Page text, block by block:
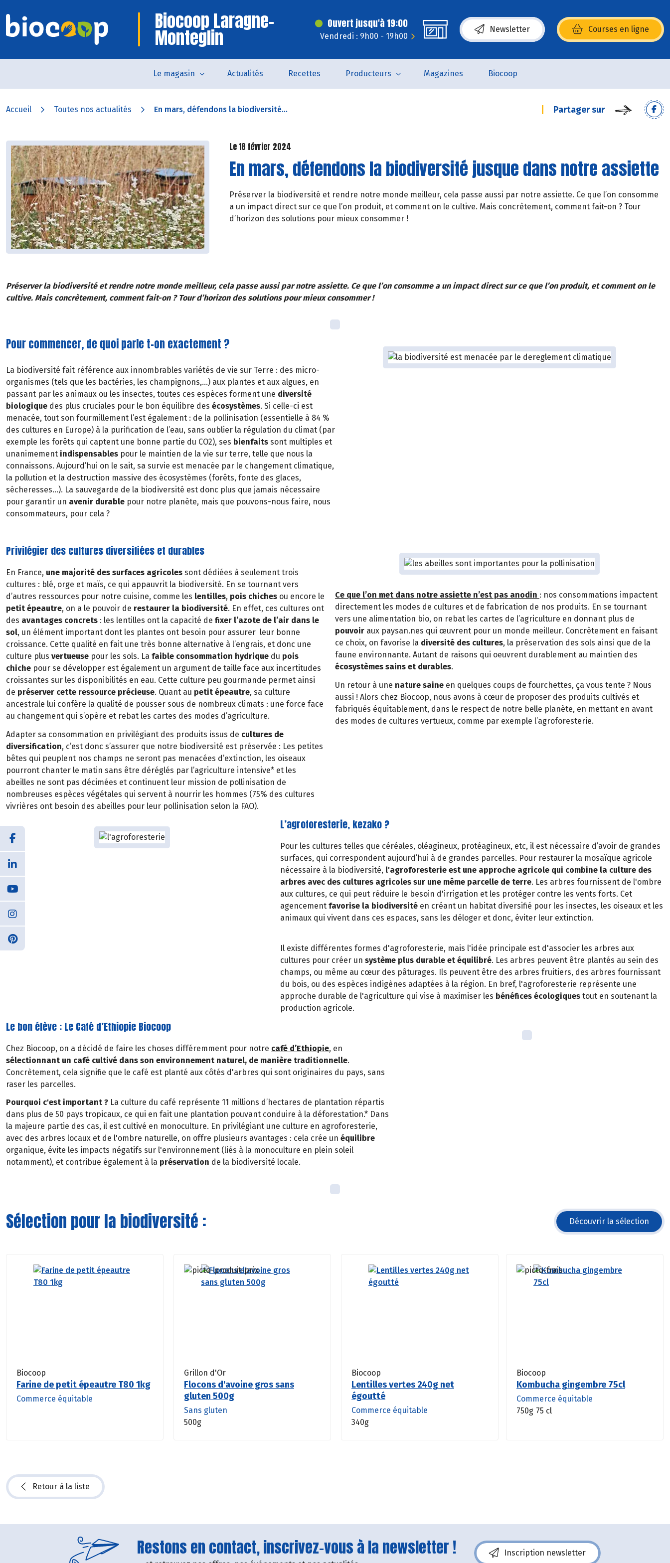
Biocoop Laragne-
Monteglin
Ouvert jusqu'à 19:00
Vendredi : 9h00 - 19h00
Newsletter Courses en ligne
(s’ouvre dans une nouvelle fenêtre)
Le magasin Actualités Recettes Producteurs Magazines Biocoop
Accueil Toutes nos actualités En mars, défendons la biodiversité... Partager sur
Le 18 février 2024
En mars, défendons la biodiversité jusque dans notre assiette
Préserver la biodiversité et rendre notre monde meilleur, cela passe aussi par notre assiette. Ce que l’on consomme
a un impact direct sur ce que l’on produit, et comment on le cultive. Mais concrètement, comment fait-on ? Tour
d’horizon des solutions pour mieux consommer !
Préserver la biodiversité et rendre notre monde meilleur, cela passe aussi par notre assiette. Ce que l’on consomme a un impact direct sur ce que l’on produit, et comment on le
cultive. Mais concrètement, comment fait-on ? Tour d’horizon des solutions pour mieux consommer !
Pour commencer, de quoi parle t-on exactement ?
La biodiversité fait référence aux innombrables variétés de vie sur Terre : des micro-
organismes (tels que les bactéries, les champignons,...) aux plantes et aux algues, en
passant par les animaux ou les insectes, toutes ces espèces forment une diversité
biologique des plus cruciales pour le bon équilibre des écosystèmes. Si celle-ci est
menacée, tout son fourmillement l’est également : de la pollinisation (essentielle à 84 %
des cultures en Europe) à la purification de l’eau, sans oublier la régulation du climat (par
exemple les forêts qui captent une bonne partie du CO2), ses bienfaits sont multiples et
unanimement indispensables pour le maintien de la vie sur terre, telle que nous la
connaissons. Aujourd’hui on le sait, sa survie est menacée par le changement climatique,
la pollution et la destruction massive des écosystèmes (forêts, fonte des glaces,
sécheresses…). La sauvegarde de la biodiversité est donc plus que jamais nécessaire
pour garantir un avenir durable pour notre planète, mais que pouvons-nous faire, nous
consommateurs, pour cela ?
Privilégier des cultures diversifiées et durables
En France, une majorité des surfaces agricoles sont dédiées à seulement trois
cultures : blé, orge et maïs, ce qui appauvrit la biodiversité. En se tournant vers
d’autres ressources pour notre cuisine, comme les lentilles, pois chiches ou encore le
petit épeautre, on a le pouvoir de restaurer la biodiversité. En effet, ces cultures ont
des avantages concrets : les lentilles ont la capacité de fixer l’azote de l’air dans le
sol, un élément important dont les plantes ont besoin pour assurer leur bonne
croissance. Cette qualité en fait une très bonne alternative à l’engrais, et donc une
culture plus vertueuse pour les sols. La faible consommation hydrique du pois
chiche pour se développer est également un argument de taille face aux incertitudes
croissantes sur les disponibilités en eau. Cette culture peu gourmande permet ainsi
de préserver cette ressource précieuse. Quant au petit épeautre, sa culture
ancestrale lui confère la qualité de pousser sous de nombreux climats : une force face
au changement qui s’opère et rebat les cartes des modes d’agriculture.
Adapter sa consommation en privilégiant des produits issus de cultures de
diversification, c’est donc s’assurer que notre biodiversité est préservée : Les petites
bêtes qui peuplent nos champs ne seront pas menacées d’extinction, les oiseaux
pourront chanter le matin sans être déréglés par l’agriculture intensive* et les
abeilles ne sont pas décimées et continuent leur mission de pollinisation de
nombreuses espèces végétales qui servent à nourrir les hommes (75% des cultures
vivrières ont besoin des abeilles pour leur pollinisation selon la FAO).
Ce que l’on met dans notre assiette n’est pas anodin : nos consommations impactent
directement les modes de cultures et de fabrication de nos produits. En se tournant
vers une alimentation bio, on rebat les cartes de l’agriculture en donnant plus de
pouvoir aux paysan.nes qui œuvrent pour un monde meilleur. Concrètement en faisant
ce choix, on favorise la diversité des cultures, la préservation des sols ainsi que de la
faune environnante. Autant de raisons qui oeuvrent durablement au maintien des
écosystèmes sains et durables.
Un retour à une nature saine en quelques coups de fourchettes, ça vous tente ? Nous
aussi ! Alors chez Biocoop, nous avons à cœur de proposer des produits cultivés et
fabriqués équitablement, dans le respect de notre belle planète, en mettant en avant
des modes de cultures vertueux, comme par exemple l’agroforesterie.
L’agroforesterie, kezako ?
Pour les cultures telles que céréales, oléagineux, protéagineux, etc, il est nécessaire d’avoir de grandes
surfaces, qui correspondent aujourd’hui à de grandes parcelles. Pour restaurer la mosaïque agricole
nécessaire à la biodiversité, l'agroforesterie est une approche agricole qui combine la culture des
arbres avec des cultures agricoles sur une même parcelle de terre. Les arbres fournissent de l'ombre
aux cultures, ce qui peut réduire le besoin d'irrigation et les protéger contre les vents forts. Cet
agencement favorise la biodiversité en créant un habitat diversifié pour les insectes, les oiseaux et les
animaux qui vivent dans ces espaces, sans les déloger et donc, éviter leur extinction.
Il existe différentes formes d'agroforesterie, mais l'idée principale est d'associer les arbres aux
cultures pour créer un système plus durable et équilibré. Les arbres peuvent être plantés au sein des
champs, ou même au cœur des pâturages. Ils peuvent être des arbres fruitiers, des arbres fournissant
du bois, ou des espèces indigènes adaptées à la région. En bref, l'agroforesterie représente une
approche durable de l'agriculture qui vise à maximiser les bénéfices écologiques tout en soutenant la
production agricole.
Le bon élève : Le Café d’Ethiopie Biocoop
Chez Biocoop, on a décidé de faire les choses différemment pour notre café d’Ethiopie, en
sélectionnant un café cultivé dans son environnement naturel, de manière traditionnelle.
Concrètement, cela signifie que le café est planté aux côtés d'arbres qui sont originaires du pays, sans
raser les parcelles.
Pourquoi c'est important ? La culture du café représente 11 millions d’hectares de plantation répartis
dans plus de 50 pays tropicaux, ce qui en fait une plantation pouvant conduire à la déforestation.* Dans
la majeure partie des cas, il est cultivé en monoculture. En privilégiant une culture en agroforesterie,
avec des arbres locaux et de l'ombre naturelle, on offre plusieurs avantages : cela crée un équilibre
organique, évite les impacts négatifs sur l'environnement (liés à la monoculture en plein soleil
notamment), et contribue également à la préservation de la biodiversité locale.
Sélection pour la biodiversité : Découvrir la sélection
Biocoop
Farine de petit épeautre T80 1kg
Commerce équitable
Grillon d'Or
Flocons d'avoine gros sans
gluten 500g
Sans gluten
500g
Biocoop
Lentilles vertes 240g net
égoutté
Commerce équitable
340g
Biocoop
Kombucha gingembre 75cl
Commerce équitable
750g 75 cl
Retour à la liste
Restons en contact, inscrivez-vous à la newsletter ! Inscription newsletter